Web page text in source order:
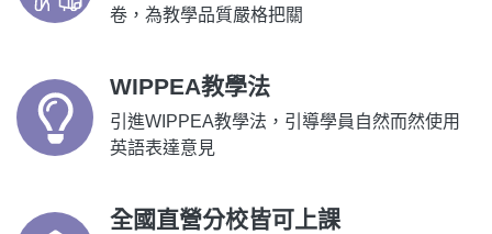
卷，為教學品質嚴格把關
WIPPEA教學法
引進WIPPEA教學法，引導學員自然而然使用
英語表達意見
全國直營分校皆可上課